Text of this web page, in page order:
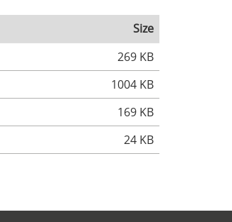
Size
269 KB
1004 KB
169 KB
24 KB